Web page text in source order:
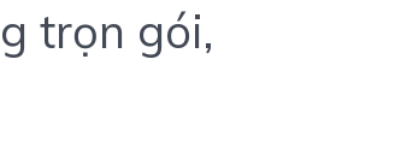
trọn gói,